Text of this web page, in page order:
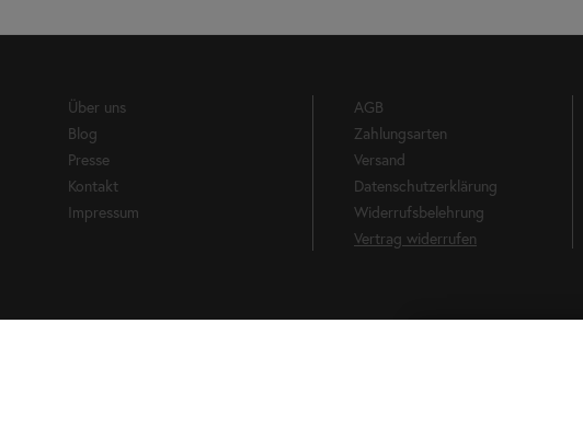
Über uns
Blog
Presse
Kontakt
Impressum
AGB
Zahlungsarten
Versand
Datenschutzerklärung
Widerrufsbelehrung
Vertrag widerrufen